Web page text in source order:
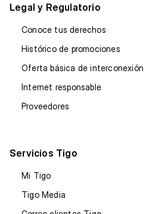
Legal y Regulatorio
Conoce tus derechos
Histórico de promociones
Oferta básica de interconexión
Internet responsable
Proveedores
Servicios Tigo
Mi Tigo
Tigo Media